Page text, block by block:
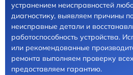
устранением неисправностей
диагностику, выявляем причины
неисправные детали и
работоспособность устройства.
или рекомендованные
ремонта выполняем проверку
предоставляем гарантию.